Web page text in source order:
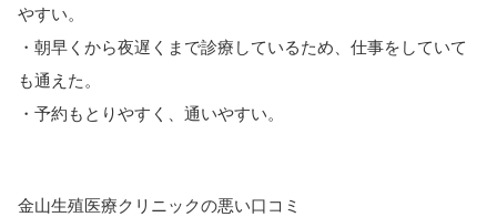
やすい。
・朝早くから夜遅くまで診療しているため、仕事をしていて
も通えた。
・予約もとりやすく、通いやすい。
金山生殖医療クリニックの悪い口コミ